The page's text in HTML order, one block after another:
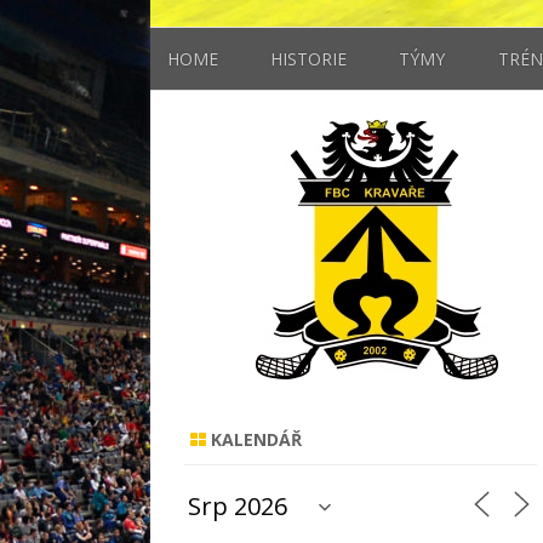
HOME HISTORIE TÝMY
STARŠÍ ŽÁCI
MLADŠÍ ŽÁCI
ELÉVOVÉ
KALENDÁŘ